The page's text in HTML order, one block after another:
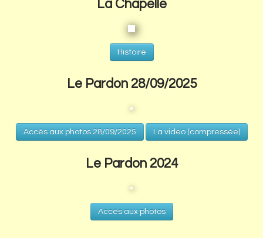
La Chapelle
Histoire
Le Pardon 28/09/2025
Accès aux photos 28/09/2025 La video (compressée)
Le Pardon 2024
Accès aux photos